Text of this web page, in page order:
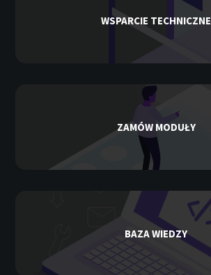
WSPARCIE TECHNICZNE
ZAMÓW MODUŁY
BAZA WIEDZY